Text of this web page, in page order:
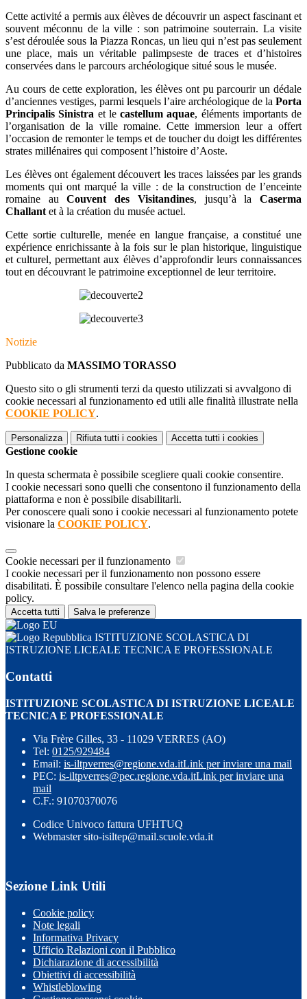
Cette activité a permis aux élèves de découvrir un aspect fascinant et
souvent méconnu de la ville : son patrimoine souterrain. La visite
s’est déroulée sous la Piazza Roncas, un lieu qui n’est pas seulement
une place, mais un véritable palimpseste de traces et d’histoires
conservées dans le parcours archéologique situé sous le musée.
Au cours de cette exploration, les élèves ont pu parcourir un dédale
d’anciennes vestiges, parmi lesquels l’aire archéologique de la Porta
Principalis Sinistra et le castellum aquae, éléments importants de
l’organisation de la ville romaine. Cette immersion leur a offert
l’occasion de remonter le temps et de toucher du doigt les différentes
strates millénaires qui composent l’histoire d’Aoste.
Les élèves ont également découvert les traces laissées par les grands
moments qui ont marqué la ville : de la construction de l’enceinte
romaine au
Couvent des Visitandines, jusqu’à la
Caserma
Challant et à la création du musée actuel.
Cette sortie culturelle, menée en langue française, a constitué une
expérience enrichissante à la fois sur le plan historique, linguistique
et culturel, permettant aux élèves d’approfondir leurs connaissances
tout en découvrant le patrimoine exceptionnel de leur territoire.
Notizie
Pubblicato da MASSIMO TORASSO
Questo sito o gli strumenti terzi da questo utilizzati si avvalgono di
cookie necessari al funzionamento ed utili alle finalità illustrate nella
COOKIE POLICY.
Personalizza Rifiuta tutti i cookies Accetta tutti i cookies
Gestione cookie
In questa schermata è possibile scegliere quali cookie consentire.
I cookie necessari sono quelli che consentono il funzionamento della
piattaforma e non è possibile disabilitarli.
Per conoscere quali sono i cookie necessari al funzionamento potete
visionare la COOKIE POLICY.
Cookie necessari per il funzionamento
I cookie necessari per il funzionamento non possono essere
disabilitati. È possibile consultare l'elenco nella pagina della cookie
policy.
Accetta tutti Salva le preferenze
ISTITUZIONE SCOLASTICA DI
ISTRUZIONE LICEALE TECNICA E PROFESSIONALE
Contatti
ISTITUZIONE SCOLASTICA DI ISTRUZIONE LICEALE
TECNICA E PROFESSIONALE
Via Frère Gilles, 33 - 11029 VERRES (AO)
Tel: 0125/929484
Email: is-iltpverres@regione.vda.itLink per inviare una mail
PEC: is-iltpverres@pec.regione.vda.itLink per inviare una
mail
C.F.: 91070370076
Codice Univoco fattura UFHTUQ
Webmaster sito-isiltep@mail.scuole.vda.it
Sezione Link Utili
Cookie policy
Note legali
Informativa Privacy
Ufficio Relazioni con il Pubblico
Dichiarazione di accessibilità
Obiettivi di accessibilità
Whistleblowing